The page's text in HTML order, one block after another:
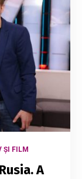
ȘI FILM
A